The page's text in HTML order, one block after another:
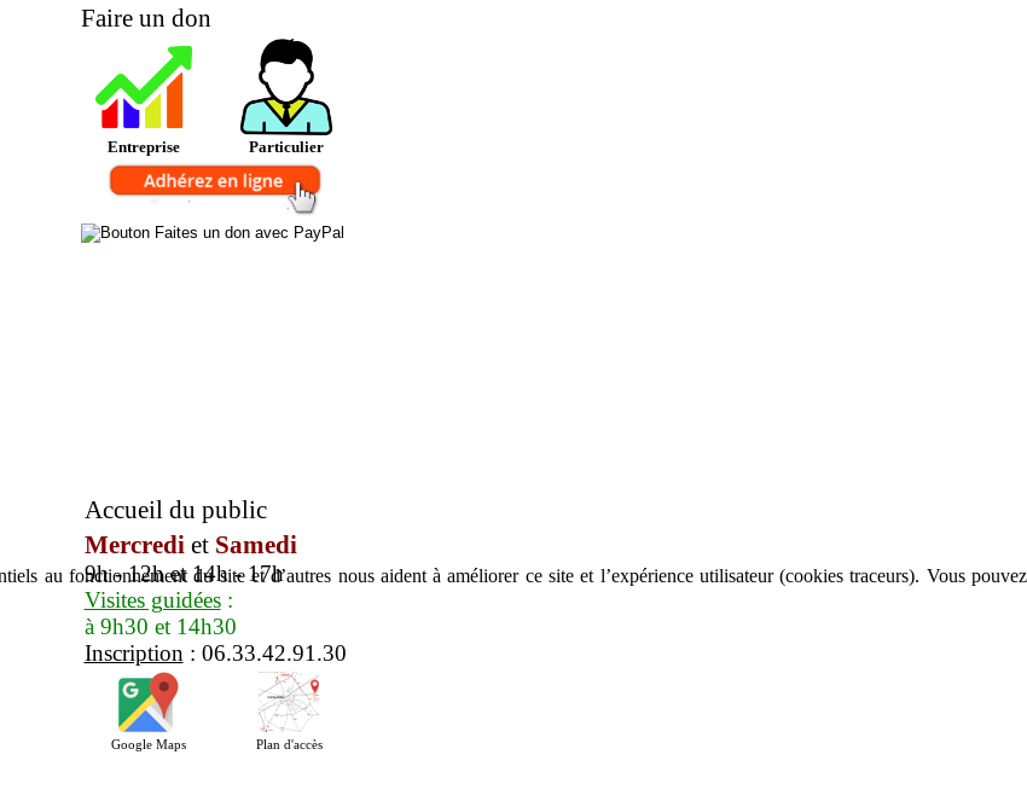
Faire un don
Entreprise Particulier
Accueil du public
Mercredi et Samedi
9h - 12h et 14h - 17h
Visites guidées:
à 9h30 et 14h30
Inscription : 06.33.42.91.30
Google Maps Plan d'accès
au fonctionnement du site et d’autres nous aident à améliorer ce site et l’expérience utilisateur (cookies traceurs). Vous pouvez